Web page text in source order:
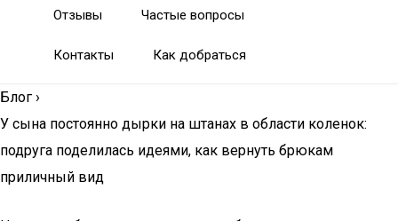
Отзывы Частые вопросы
Контакты Как добраться
Блог ›
У сына постоянно дырки на штанах в области коленок:
подруга поделилась идеями, как вернуть брюкам
приличный вид